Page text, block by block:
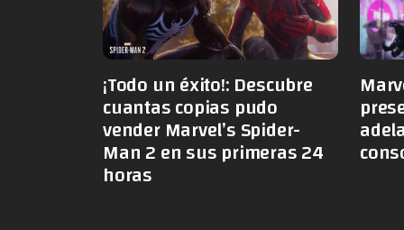
¡Todo un éxito!: Descubre
cuantas copias pudo
vender Marvel’s Spider-
Man 2 en sus primeras 24
horas